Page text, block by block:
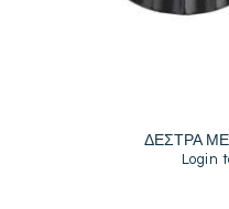
ΔΕΣΤΡΑ
Login